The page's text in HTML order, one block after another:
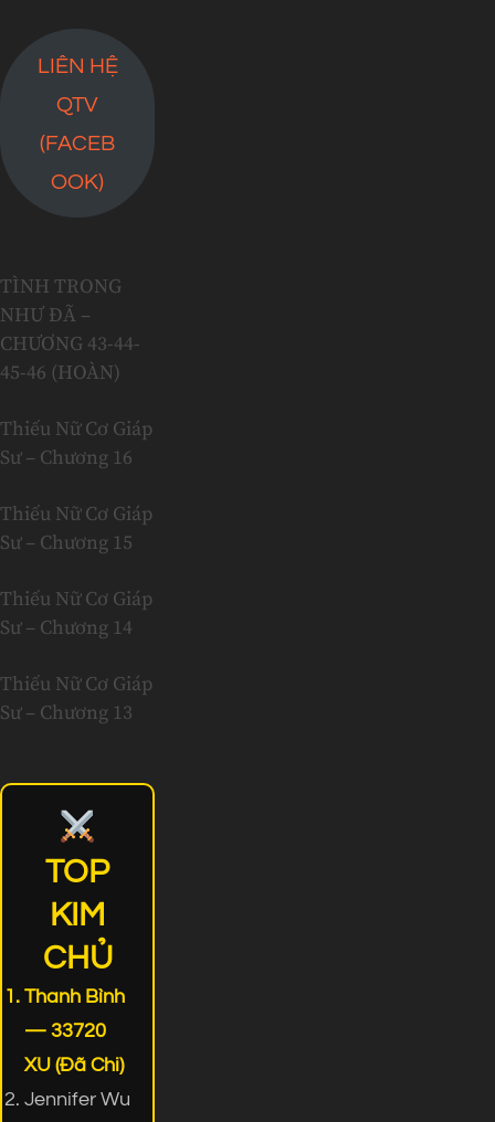
LIÊN HỆ
QTV
(FACEB
OOK)
TÌNH TRONG
NHƯ ĐÃ –
CHƯƠNG 43-44-
45-46 (HOÀN)
Thiếu Nữ Cơ Giáp
Sư – Chương 16
Thiếu Nữ Cơ Giáp
Sư – Chương 15
Thiếu Nữ Cơ Giáp
Sư – Chương 14
Thiếu Nữ Cơ Giáp
Sư – Chương 13
TOP
KIM
CHỦ
Thanh Bình
— 33720
XU (Đã Chi)
Jennifer Wu